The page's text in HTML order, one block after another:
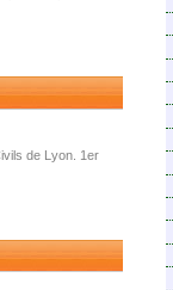
de Lyon. 1er